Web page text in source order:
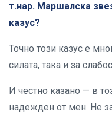
т.нар. Маршалска
казус?
Точно този казус е
силата, така и за
И честно казано — в
надежден от мен. Не